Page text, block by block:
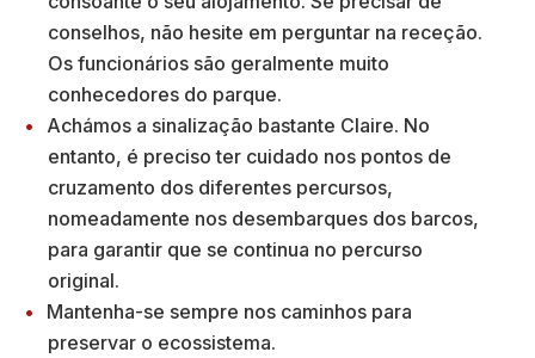
conselhos, não hesite em perguntar na receção.
Os funcionários são geralmente muito
conhecedores do parque.
Achámos a sinalização bastante Claire. No
entanto, é preciso ter cuidado nos pontos de
cruzamento dos diferentes percursos,
nomeadamente nos desembarques dos barcos,
para garantir que se continua no percurso
original.
Mantenha-se sempre nos caminhos para
preservar o ecossistema.